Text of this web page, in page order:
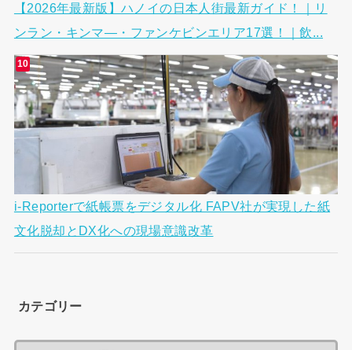
【2026年最新版】ハノイの日本人街最新ガイド！｜リ
ンラン・キンマ―・ファンケビンエリア17選！｜飲...
i-Reporterで紙帳票をデジタル化 FAPV社が実現した紙
文化脱却とDX化への現場意識改革
カテゴリー